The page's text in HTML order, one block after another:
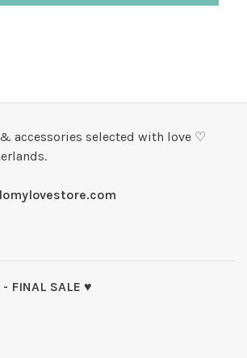
accessories selected with love ♡
FINAL SALE ♥